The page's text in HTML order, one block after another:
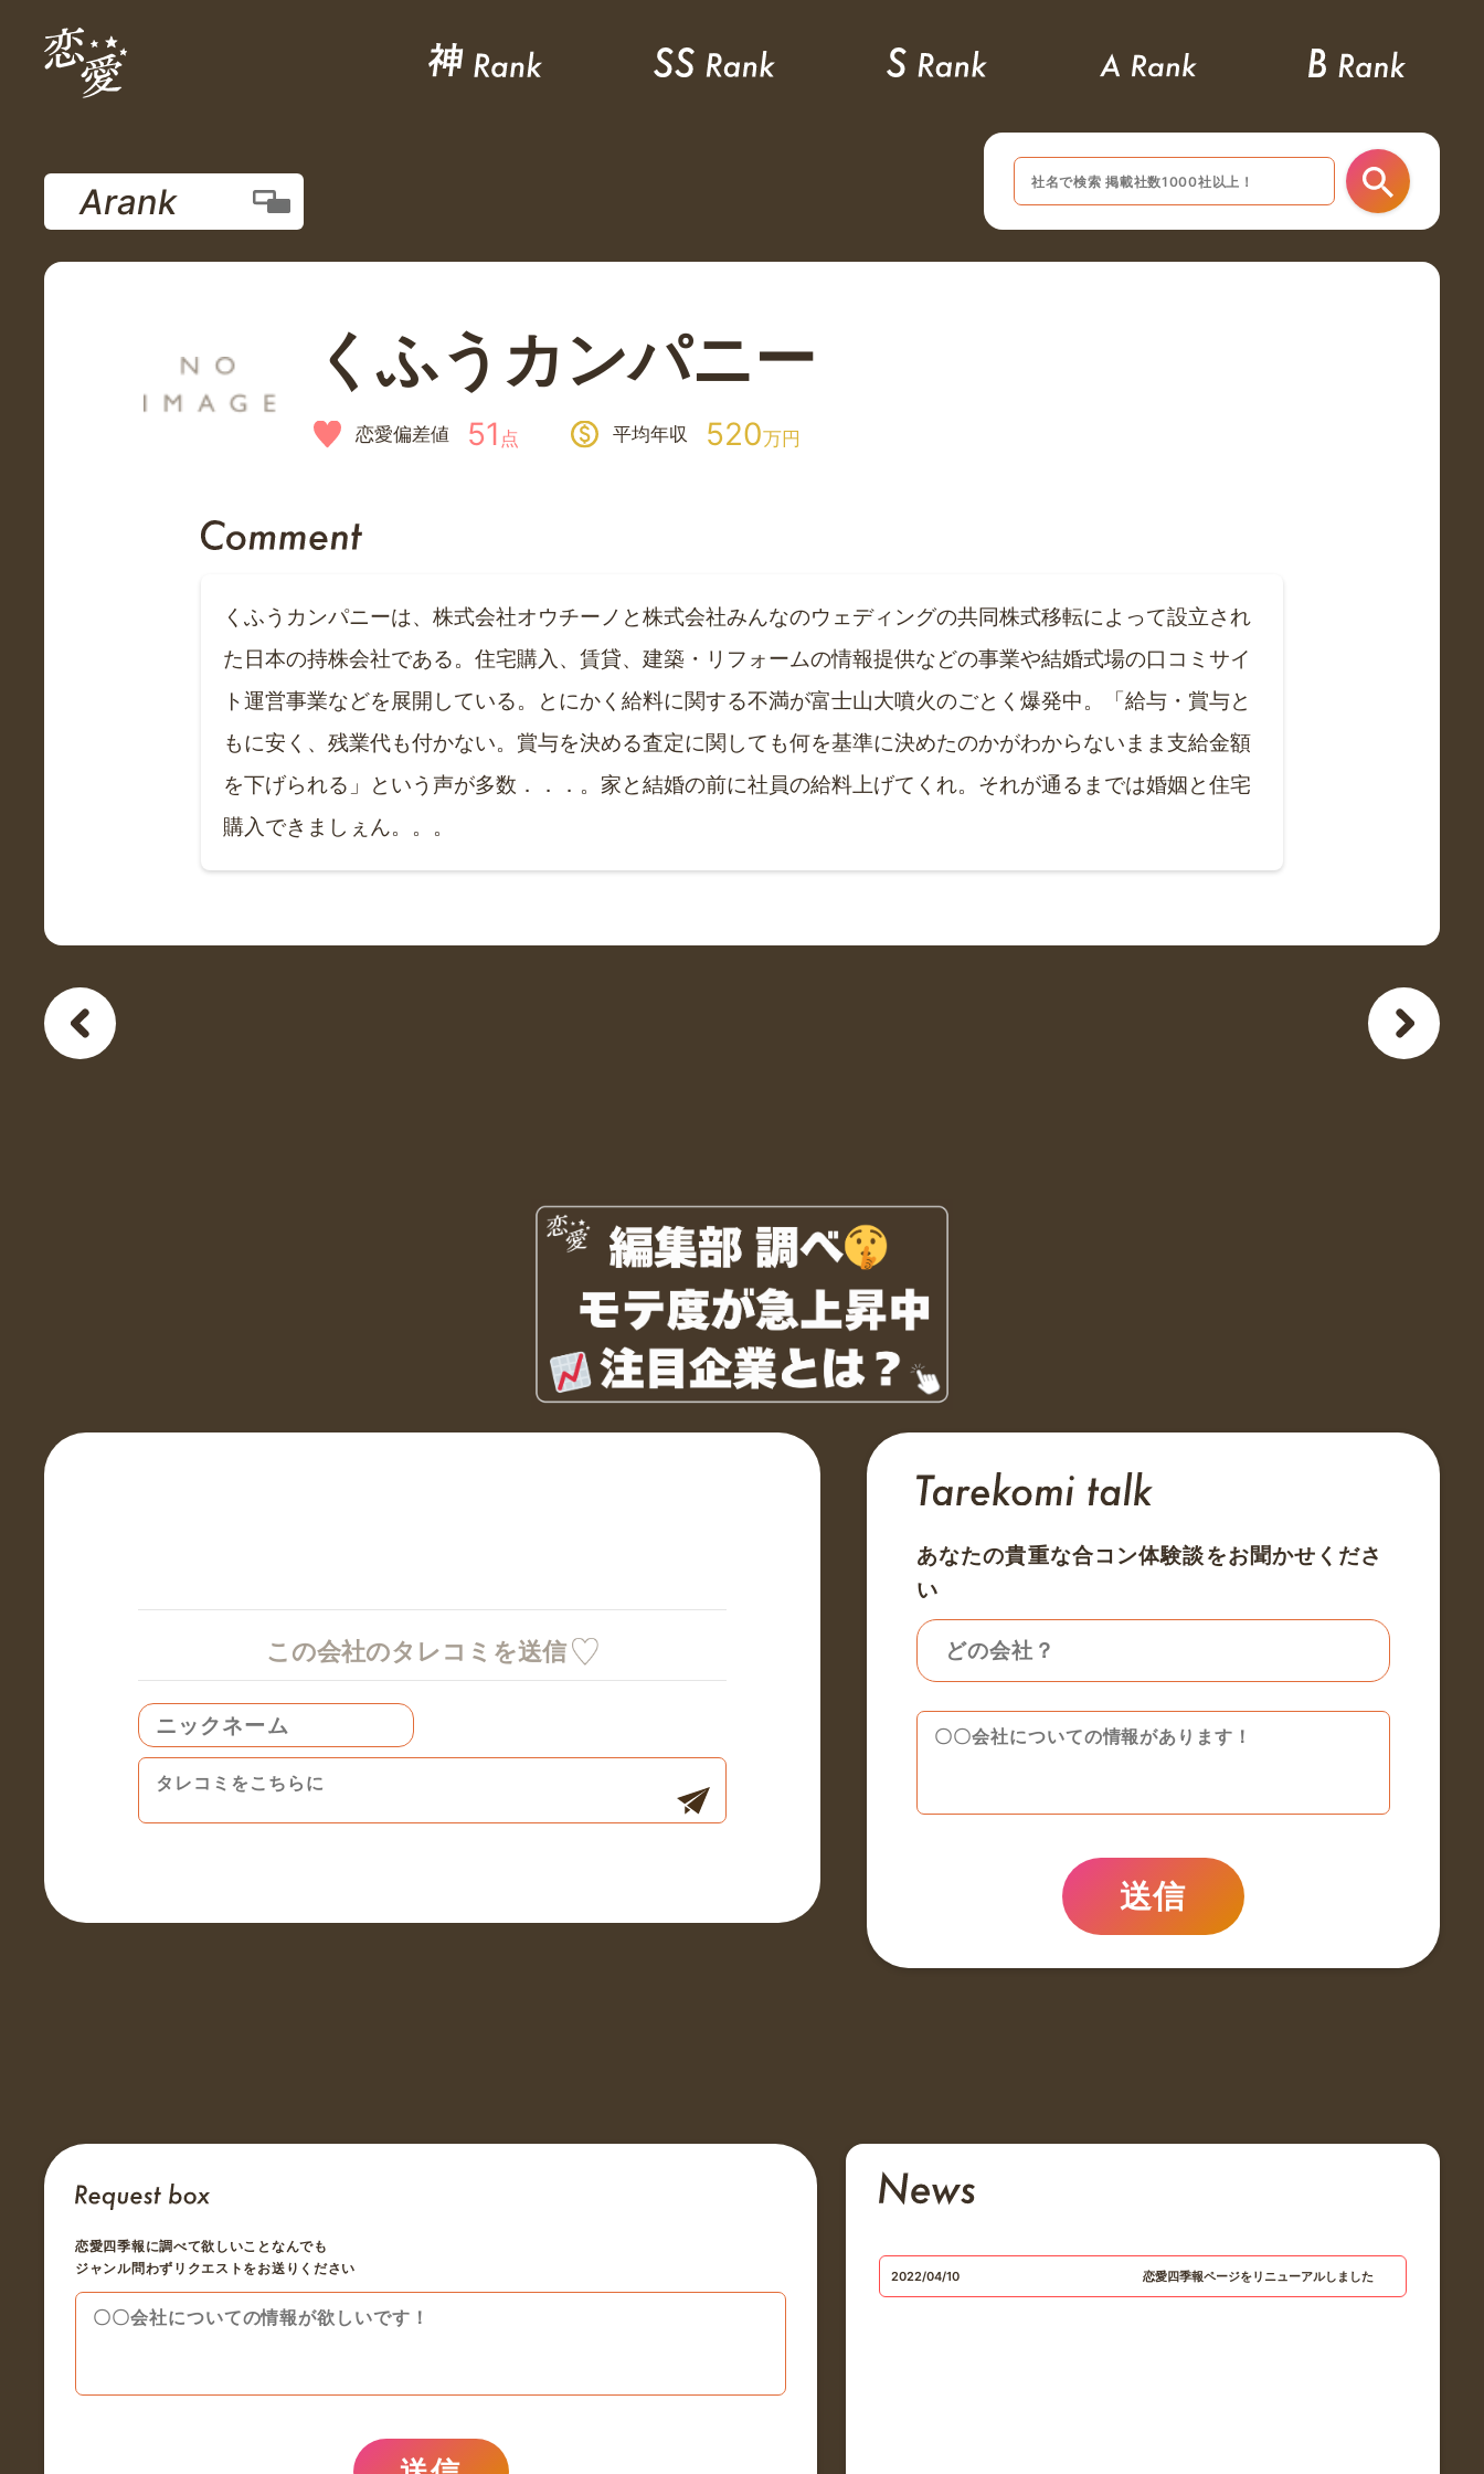
くふうカンパニー
恋愛偏差値 51 点 平均年収 520万円
Arank
くふうカンパニーは、株式会社オウチーノと株式会社みんなのウェディングの共同株式移転によって設立され
た日本の持株会社である。住宅購入、賃貸、建築・リフォームの情報提供などの事業や結婚式場の口コミサイ
ト運営事業などを展開している。とにかく給料に関する不満が富士山大噴火のごとく爆発中。「給与・賞与と
もに安く、残業代も付かない。賞与を決める査定に関しても何を基準に決めたのかがわからないまま支給金額
を下げられる」という声が多数．．．。家と結婚の前に社員の給料上げてくれ。それが通るまでは婚姻と住宅
購入できましぇん。。。
この会社のタレコミを送信
あなたの貴重な合コン体験談をお聞かせくださ
い
送信
恋愛四季報に調べて欲しいことなんでも
ジャンル問わずリクエストをお送りください
2022/04/10 恋愛四季報ページをリニューアルしました